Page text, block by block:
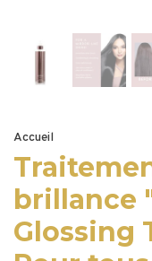
Accueil
brillance
Glossing